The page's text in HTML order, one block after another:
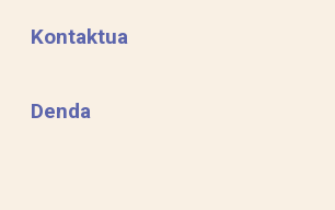
Kontaktua
Denda